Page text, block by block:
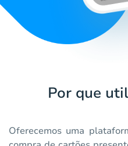
Por que
Oferecemos uma